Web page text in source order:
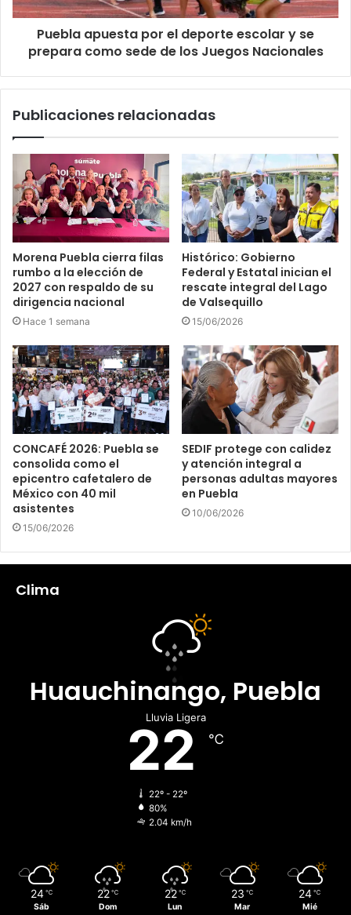
Puebla apuesta por el deporte escolar y se
prepara como sede de los Juegos Nacionales
Publicaciones relacionadas
Morena Puebla cierra filas
rumbo a la elección de
2027 con respaldo de su
dirigencia nacional
Hace 1 semana
Histórico: Gobierno
Federal y Estatal inician el
rescate integral del Lago
de Valsequillo
15/06/2026
CONCAFÉ 2026: Puebla se
consolida como el
epicentro cafetalero de
México con 40 mil
asistentes
15/06/2026
SEDIF protege con calidez
y atención integral a
personas adultas mayores
en Puebla
10/06/2026
Clima
Huauchinango, Puebla
Lluvia Ligera
22 ℃
22º - 22º
80%
2.04 km/h
24 ℃
Sáb
22 ℃
Dom
22 ℃
Lun
23 ℃
Mar
24 ℃
Mié